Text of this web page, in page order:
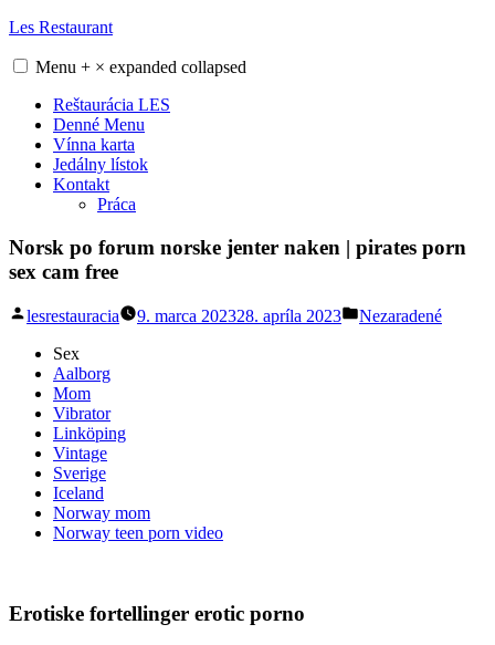
Skip
content
Les Restaurant
Menu + × expanded collapsed
Reštaurácia LES
Denné Menu
Vínna karta
Jedálny lístok
Kontakt
Práca
Norsk po forum norske jenter naken | pirates porn
sex cam free
Posted
lesrestauracia 9. marca 202328. apríla 2023
Posted
Nezaradené
Sex
Aalborg
Mom
Vibrator
Linköping
Vintage
Sverige
Iceland
Norway mom
Norway teen porn video
Erotiske fortellinger erotic porno